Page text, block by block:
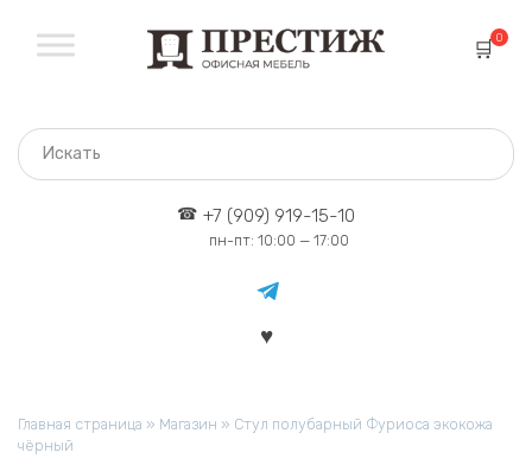
содержанию
0
+7 (909) 919-15-10
пн-пт: 10:00 — 17:00
Главная страница » Магазин » Стул полубарный Фуриоса экокожа
чёрный